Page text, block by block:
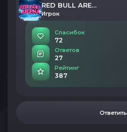
RED BULL ARENA
Игрок
Спасибок
72
Ответов
27
Рейтинг
387
Ответить